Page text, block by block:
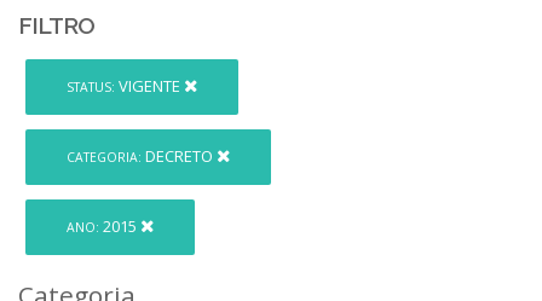
FILTRO
STATUS: VIGENTE
CATEGORIA: DECRETO
ANO: 2015